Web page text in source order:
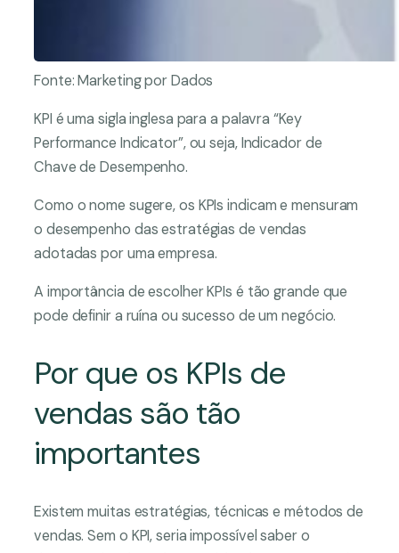
Fonte: Marketing por Dados
KPI é uma sigla inglesa para a palavra “Key
Performance Indicator”, ou seja, Indicador de
Chave de Desempenho.
Como o nome sugere, os KPIs indicam e mensuram
o desempenho das estratégias de vendas
adotadas por uma empresa.
A importância de escolher KPIs é tão grande que
pode definir a ruína ou sucesso de um negócio.
Por que os KPIs de
vendas são tão
importantes
Existem muitas estratégias, técnicas e métodos de
vendas. Sem o KPI, seria impossível saber o